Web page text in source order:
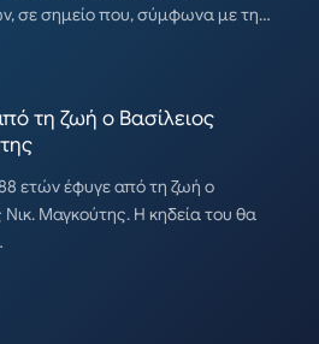
σε σημείο που, σύμφωνα με τη…
τη ζωή ο Βασίλειος
88 ετών έφυγε από τη ζωή ο
Νικ. Μαγκούτης. Η κηδεία του θα